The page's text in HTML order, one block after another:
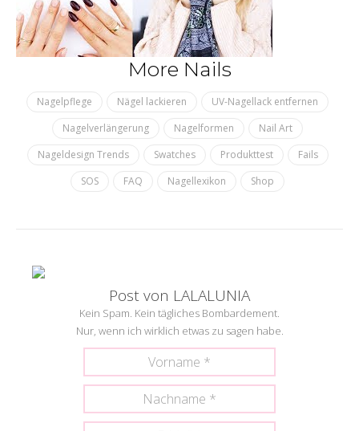
More Nails
Nagelpflege Nägel lackieren
UV-Nagellack entfernen
Nagelverlängerung
Nagelformen
Nail Art
Nageldesign Trends
Swatches Produkttest
Fails
SOS
FAQ Nagellexikon Shop
Post von LALALUNIA
Kein Spam. Kein tägliches Bombardement.
Nur, wenn ich wirklich etwas zu sagen habe.